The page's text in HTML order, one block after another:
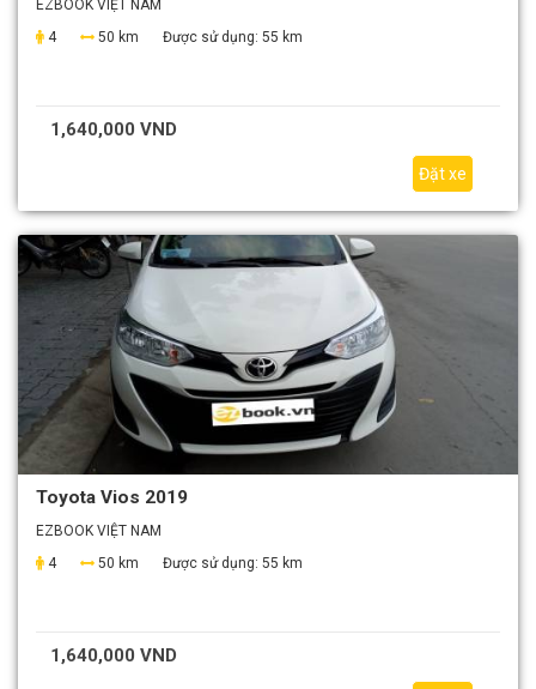
EZBOOK VIỆT NAM
4
50 km Được sử dụng: 55 km
1,640,000 VND
Đặt xe
Toyota Vios 2019
EZBOOK VIỆT NAM
4
50 km Được sử dụng: 55 km
1,640,000 VND